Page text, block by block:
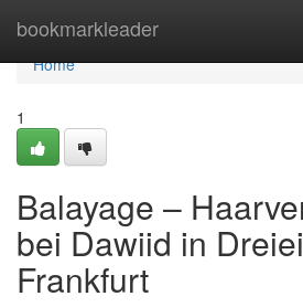
bookmarkleader
Home
Home
1
Balayage –
bei Dawiid in
Frankfurt